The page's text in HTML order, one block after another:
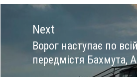
Next
Next
post:
Ворог наступає по
передмістя Бахмута,